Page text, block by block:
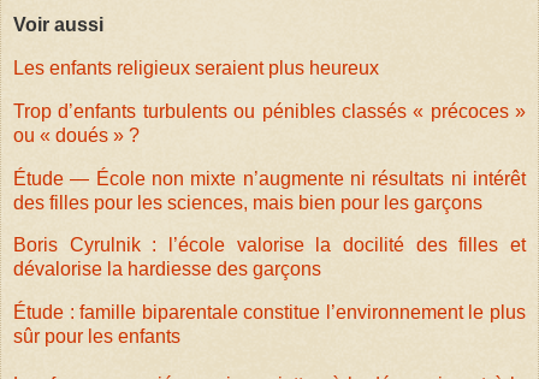
Voir aussi
Les enfants religieux seraient plus heureux
Trop d’enfants turbulents ou pénibles classés « précoces »
ou « doués » ?
Étude — École non mixte n’augmente ni résultats ni intérêt
des filles pour les sciences, mais bien pour les garçons
Boris Cyrulnik : l’école valorise la docilité des filles et
dévalorise la hardiesse des garçons
Étude : famille biparentale constitue l’environnement le plus
sûr pour les enfants